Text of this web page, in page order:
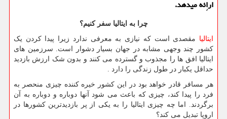
اراِئه میدهد.
چرا به ایتالیا سفر کنیم؟
ایتالیا مقصدی است که نیازی به معرفی ندارد زیرا پیدا کردن یک
کشور چند وجهی مشابه در جهان بسیار دشوار است. سرزمین های
ایتالیا افق ها را مجذوب و گسترده می کنند و بدون شک ارزش بازدید
حداقل یکبار در طول زندگی را دارد
هر مسافر قادر خواهد بود در این کشور خیره کننده چیزی منحصر به
فرد را پیدا کند، چیزی که باعث می شود آنها دوباره و دوباره به آن
برگردند. اما چه چیزی ایتالیا را به یکی از پر بازدیدترین کشورها در
اروپا تبدیل می کند؟